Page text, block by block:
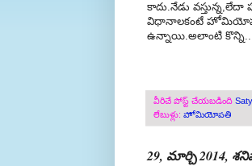
కాదు.నేడు
విధానాలకంటే హోమియోపతి
ఉన్నాయి.అలాంటి
వీరిచే పోస్ట్ చేయబడింది
లేబుళ్లు: హోమియోపతి
29, మార్చి 2014,